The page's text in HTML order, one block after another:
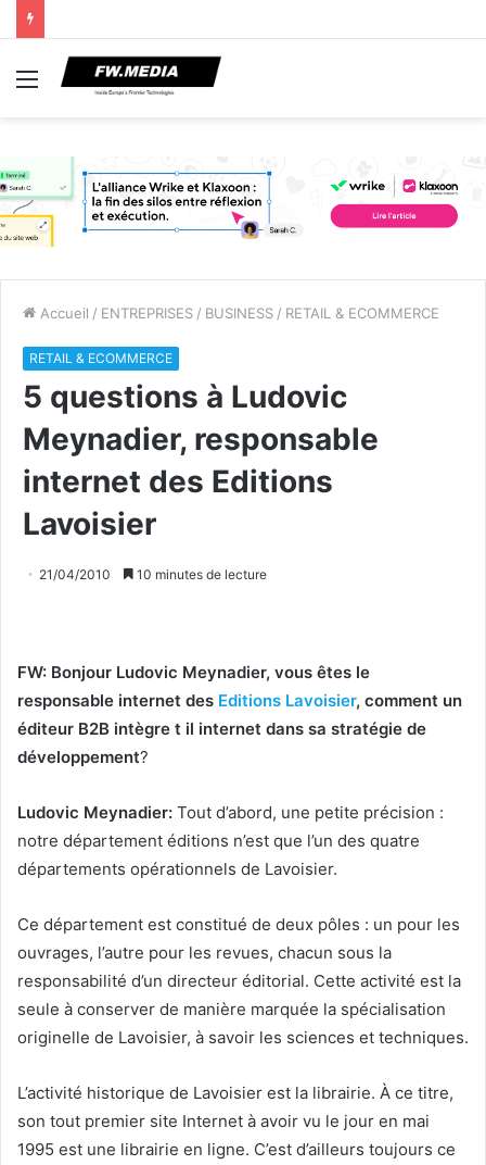
Menu
Accueil / ENTREPRISES / BUSINESS / RETAIL & ECOMMERCE
RETAIL & ECOMMERCE
5 questions à Ludovic
Meynadier, responsable
internet des Editions
Lavoisier
21/04/2010 10 minutes de lecture
FW: Bonjour Ludovic Meynadier, vous êtes le
responsable internet des Editions Lavoisier, comment un
éditeur B2B intègre t il internet dans sa stratégie de
développement?
Ludovic Meynadier: Tout d’abord, une petite précision :
notre département éditions n’est que l’un des quatre
départements opérationnels de Lavoisier.
Ce département est constitué de deux pôles : un pour les
ouvrages, l’autre pour les revues, chacun sous la
responsabilité d’un directeur éditorial. Cette activité est la
seule à conserver de manière marquée la spécialisation
originelle de Lavoisier, à savoir les sciences et techniques.
L’activité historique de Lavoisier est la librairie. À ce titre,
son tout premier site Internet à avoir vu le jour en mai
1995 est une librairie en ligne. C’est d’ailleurs toujours ce